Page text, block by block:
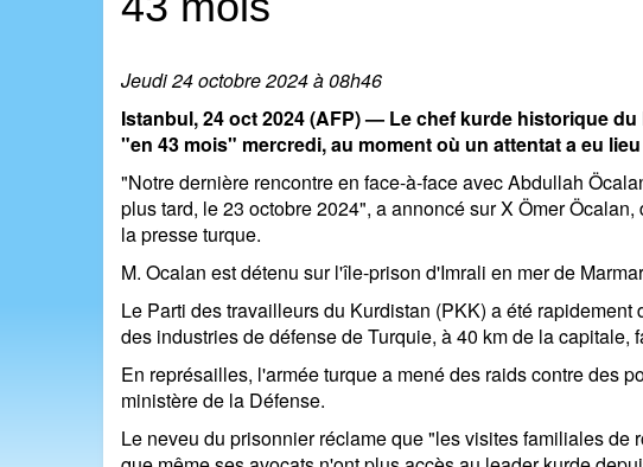
Jeudi 24 octobre 2024 à 08h46
Istanbul, 24 oct 2024 (AFP) — Le chef kurde historique
"en 43 mois" mercredi, au moment où un attentat a eu
"Notre dernière rencontre en face-à-face avec Abdullah
plus tard, le 23 octobre 2024", a annoncé sur X Ömer
la presse turque.
M. Ocalan est détenu sur l'île-prison d'Imrali en mer de
Le Parti des travailleurs du Kurdistan (PKK) a été
des industries de défense de Turquie, à 40 km de la
En représailles, l'armée turque a mené des raids contre des
ministère de la Défense.
Le neveu du prisonnier réclame que "les visites familiales